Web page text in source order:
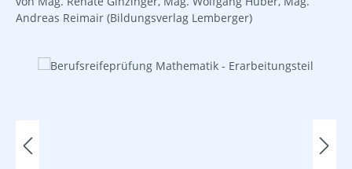
Andreas Reimair (Bildungsverlag Lemberger)
Bildergalerie überspringen